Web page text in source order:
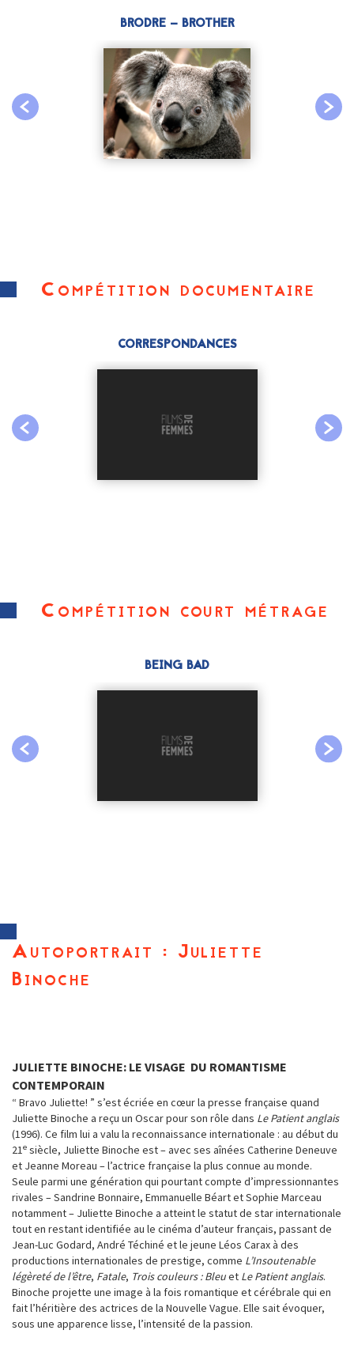
BRODRE – BROTHER
Compétition documentaire
CORRESPONDANCES
Compétition court métrage
BEING BAD
Autoportrait : Juliette
Binoche
JULIETTE BINOCHE: LE VISAGE DU ROMANTISME
CONTEMPORAIN
“ Bravo Juliette! ” s’est écriée en cœur la presse française quand
Juliette Binoche a reçu un Oscar pour son rôle dans Le Patient anglais
(1996). Ce film lui a valu la reconnaissance internationale : au début du
21e siècle, Juliette Binoche est – avec ses aînées Catherine Deneuve
et Jeanne Moreau – l’actrice française la plus connue au monde.
Seule parmi une génération qui pourtant compte d’impressionnantes
rivales – Sandrine Bonnaire, Emmanuelle Béart et Sophie Marceau
notamment – Juliette Binoche a atteint le statut de star internationale
tout en restant identifiée au le cinéma d’auteur français, passant de
Jean-Luc Godard, André Téchiné et le jeune Léos Carax à des
productions internationales de prestige, comme L’Insoutenable
légèreté de l’être, Fatale, Trois couleurs : Bleuet Le Patient anglais.
Binoche projette une image à la fois romantique et cérébrale qui en
fait l’héritière des actrices de la Nouvelle Vague. Elle sait évoquer,
sous une apparence lisse, l’intensité de la passion.